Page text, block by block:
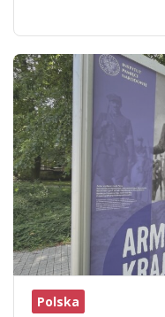
Polska